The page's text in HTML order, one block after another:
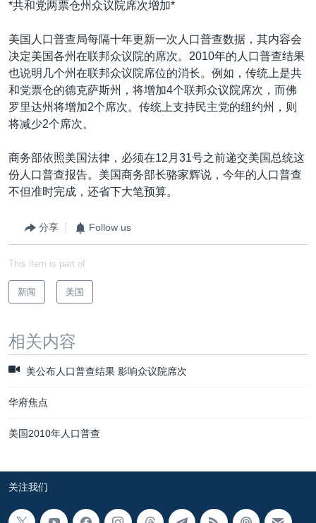
*共和党两票仓州众议院席次增加*
美国人口普查局每隔十年更新一次人口普查数据，其内容会
决定美国各州在联邦众议院的席次。2010年的人口普查结果
也说明几个州在联邦众议院席位的消长。例如，传统上是共
和党票仓的德克萨斯州，将增加4个联邦众议院席次，而佛
罗里达州将增加2个席次。传统上支持民主党的纽约州，则
将减少2个席次。
商务部依照美国法律，必须在12月31号之前递交美国总统这
份人口普查报告。美国商务部长骆家辉说，今年的人口普查
不但准时完成，还省下大笔预算。
分享 Follow us
This item is part of
新闻 美国
相关内容
美公布人口普查结果 影响众议院席次
华府焦点
美国2010年人口普查
关注我们